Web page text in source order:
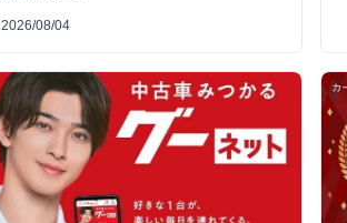
2026/08/04